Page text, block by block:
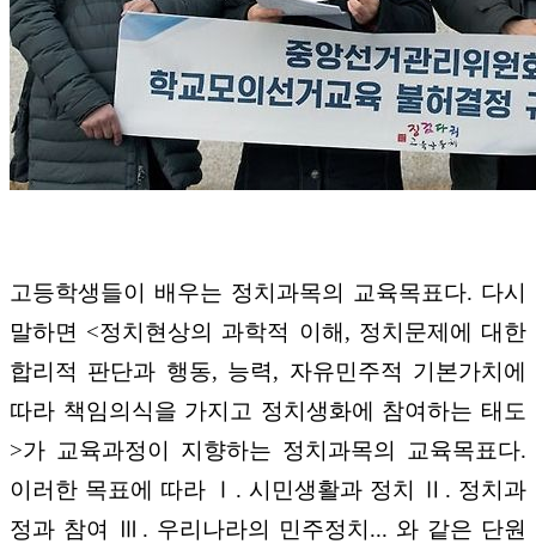
고등학생들이 배우는 정치과목의 교육목표다. 다시
말하면 <정치현상의 과학적 이해, 정치문제에 대한
합리적 판단과 행동, 능력, 자유민주적 기본가치에
따라 책임의식을 가지고 정치생화에 참여하는 태도
>가 교육과정이 지향하는 정치과목의 교육목표다.
이러한 목표에 따라 Ⅰ. 시민생활과 정치 Ⅱ. 정치과
정과 참여 Ⅲ. 우리나라의 민주정치... 와 같은 단원